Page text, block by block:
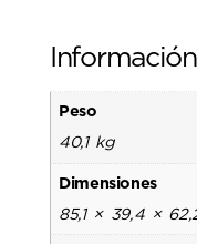
Peso
40,1 kg
Dimensiones
85,1 × 39,4 ×